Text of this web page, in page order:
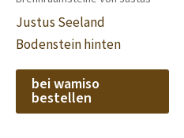
Justus Seeland
Bodenstein hinten
bei wamiso
bestellen